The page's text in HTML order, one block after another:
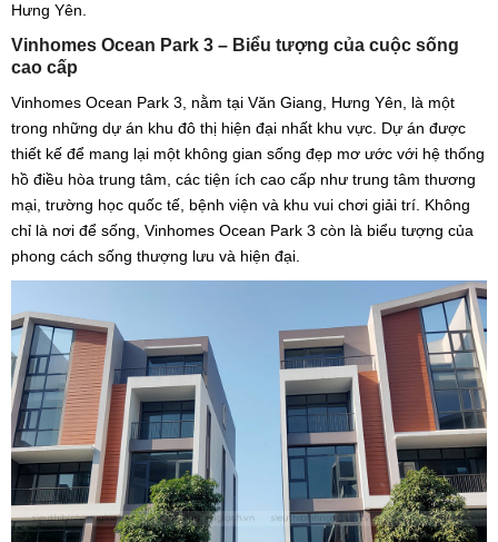
Hưng Yên.
Vinhomes Ocean Park 3 – Biểu tượng của cuộc sống
cao cấp
Vinhomes Ocean Park 3, nằm tại Văn Giang, Hưng Yên, là một
trong những dự án khu đô thị hiện đại nhất khu vực. Dự án được
thiết kế để mang lại một không gian sống đẹp mơ ước với hệ thống
hồ điều hòa trung tâm, các tiện ích cao cấp như trung tâm thương
mại, trường học quốc tế, bệnh viện và khu vui chơi giải trí. Không
chỉ là nơi để sống, Vinhomes Ocean Park 3 còn là biểu tượng của
phong cách sống thượng lưu và hiện đại.